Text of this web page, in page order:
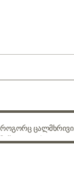
ცალმხრივი
II – როცა